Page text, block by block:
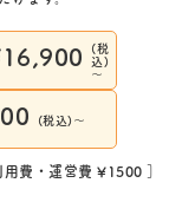
(税
込)
～
(税込)～
・運営費 ¥1500 ］